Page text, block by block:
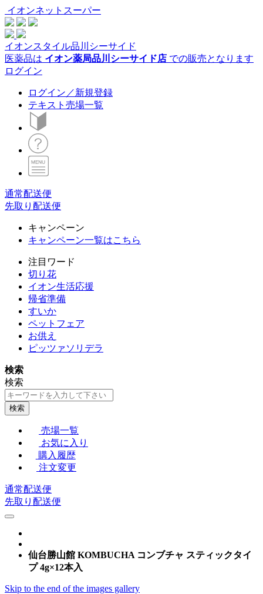
イオンネットスーパー
イオンスタイル品川シーサイド
医薬品は イオン薬局品川シーサイド店 での販売となります
ログイン
ログイン／新規登録
テキスト売場一覧
通常配送便
先取り配送便
キャンペーン
キャンペーン一覧はこちら
注目ワード
切り花
イオン生活応援
帰省準備
すいか
ペットフェア
お供え
ピッツァソリデラ
検索
検索
検索
売場一覧
お気に入り
購入履歴
注文変更
通常配送便
先取り配送便
仙台勝山館 KOMBUCHA コンブチャ スティックタイ
プ 4g×12本入
Skip to the end of the images gallery